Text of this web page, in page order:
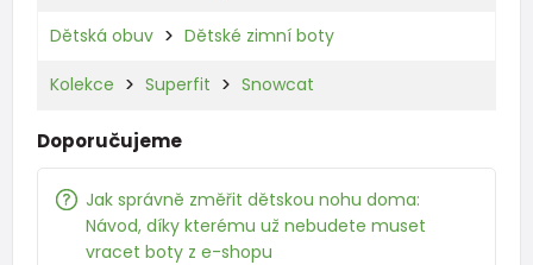
Dětská obuv Dětské zimní boty
Kolekce Superfit Snowcat
Doporučujeme
Jak správně změřit dětskou nohu doma:
Návod, díky kterému už nebudete muset
vracet boty z e-shopu